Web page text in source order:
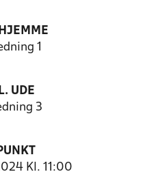
1
UDE
3
Kl. 11:00